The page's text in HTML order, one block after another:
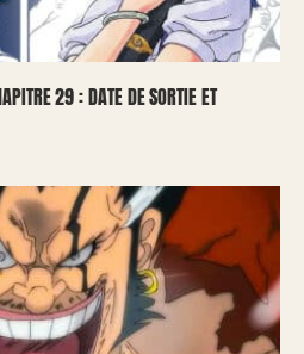
29 : DATE DE SORTIE ET